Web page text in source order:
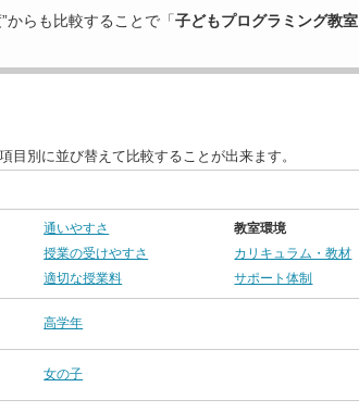
からも比較することで「子どもプログラミング教室
別に並び替えて比較することが出来ます。
通いやすさ
教室環境
授業の受けやすさ
カリキュラム・教材
適切な授業料 サポート体制
高学年
女の子